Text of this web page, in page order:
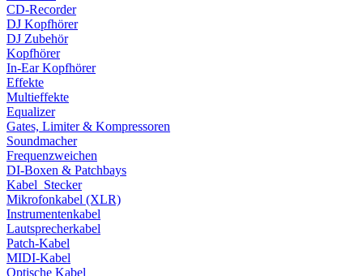
CD-Recorder
DJ Kopfhörer
DJ Zubehör
Kopfhörer
In-Ear Kopfhörer
Effekte
Multieffekte
Equalizer
Gates, Limiter & Kompressoren
Soundmacher
Frequenzweichen
DI-Boxen & Patchbays
Kabel_Stecker
Mikrofonkabel (XLR)
Instrumentenkabel
Lautsprecherkabel
Patch-Kabel
MIDI-Kabel
Optische Kabel